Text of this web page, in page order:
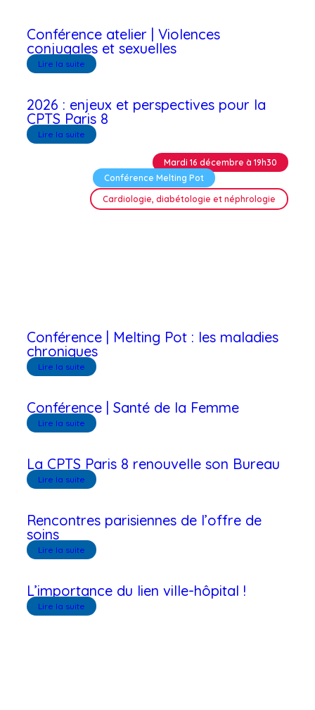
Conférence atelier | Violences
conjugales et sexuelles
Lire la suite
2026 : enjeux et perspectives pour la
CPTS Paris 8
Lire la suite
Mardi 16 décembre à 19h30
Conférence Melting Pot
Cardiologie, diabétologie et néphrologie
Conférence | Melting Pot : les maladies
chroniques
Lire la suite
Conférence | Santé de la Femme
Lire la suite
La CPTS Paris 8 renouvelle son Bureau
Lire la suite
Rencontres parisiennes de l’offre de
soins
Lire la suite
L’importance du lien ville-hôpital !
Lire la suite